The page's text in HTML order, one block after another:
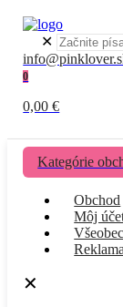
✕
0
0,00 €
Kategórie
Obchod
Môj
✕